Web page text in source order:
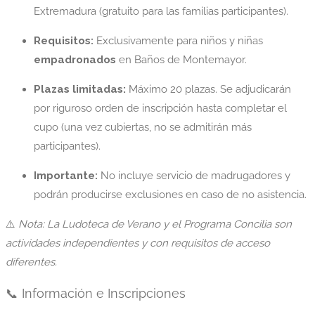
Extremadura (gratuito para las familias participantes).
Requisitos: Exclusivamente para niños y niñas
empadronados en Baños de Montemayor.
Plazas limitadas: Máximo 20 plazas. Se adjudicarán
por riguroso orden de inscripción hasta completar el
cupo (una vez cubiertas, no se admitirán más
participantes).
Importante: No incluye servicio de madrugadores y
podrán producirse exclusiones en caso de no asistencia.
⚠️ Nota: La Ludoteca de Verano y el Programa Concilia son
actividades independientes y con requisitos de acceso
diferentes.
📞 Información e Inscripciones